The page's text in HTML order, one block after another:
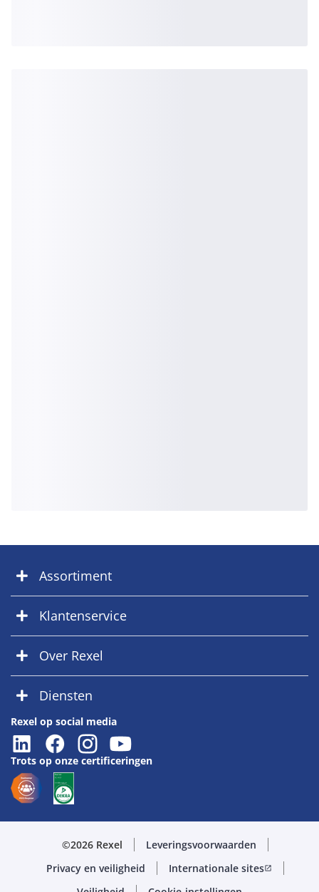
Assortiment
Klantenservice
Over Rexel
Diensten
Rexel op social media
Trots op onze certificeringen
©2026 Rexel
Leveringsvoorwaarden
Privacy en veiligheid
Internationale sitesopen_in_new